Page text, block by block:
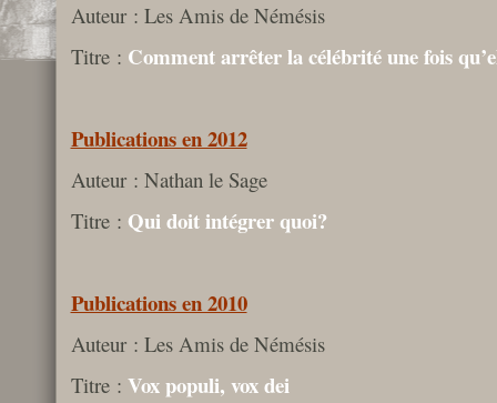
Auteur : Les Amis de Némésis
Titre : Comment arrêter la célébrité une fois
Publications en 2012
Auteur : Nathan le Sage
Titre : Qui doit intégrer quoi?
Publications en 2010
Auteur : Les Amis de Némésis
Titre : Vox populi, vox dei